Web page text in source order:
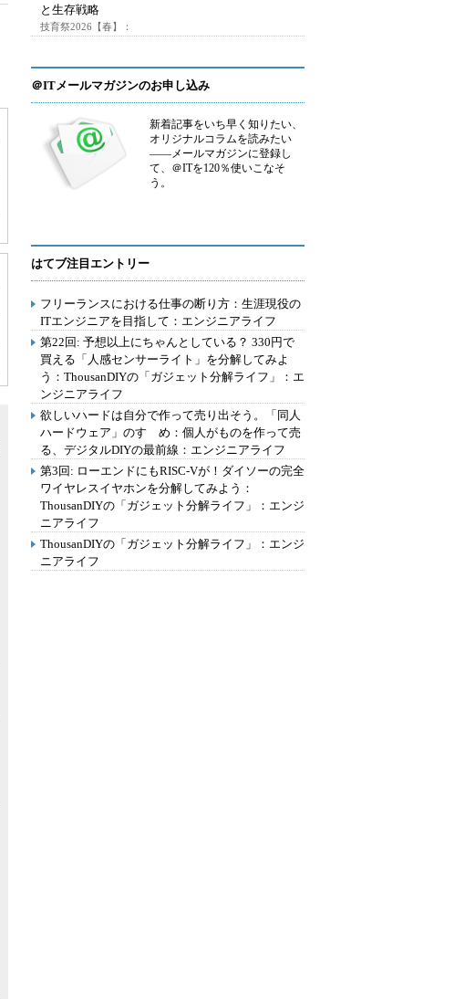
と生存戦略
技育祭2026【春】：
＠ITメールマガジンのお申し込み
新着記事をいち早く知りたい、
オリジナルコラムを読みたい
――メールマガジンに登録し
て、＠ITを120％使いこなそ
う。
はてブ注目エントリー
フリーランスにおける仕事の断り方：生涯現役の
ITエンジニアを目指して：エンジニアライフ
第22回: 予想以上にちゃんとしている？ 330円で
買える「人感センサーライト」を分解してみよ
う：ThousanDIYの「ガジェット分解ライフ」：エ
ンジニアライフ
欲しいハードは自分で作って売り出そう。「同人
ハードウェア」のすゝめ：個人がものを作って売
る、デジタルDIYの最前線：エンジニアライフ
第3回: ローエンドにもRISC-Vが！ダイソーの完全
ワイヤレスイヤホンを分解してみよう：
ThousanDIYの「ガジェット分解ライフ」：エンジ
ニアライフ
ThousanDIYの「ガジェット分解ライフ」：エンジ
ニアライフ